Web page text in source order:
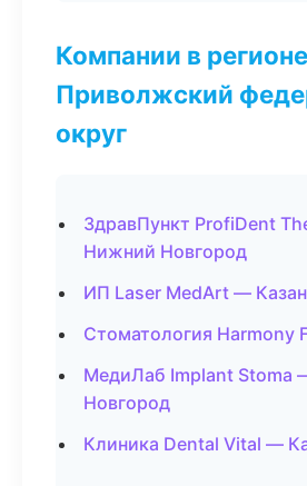
Компании в
Приволжский
округ
ЗдравПункт ProfiDent
Нижний Новгород
ИП Laser MedArt —
Стоматология Harmony
МедиЛаб Implant Stoma
Новгород
Клиника Dental Vital —